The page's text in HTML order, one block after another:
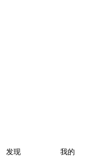
发现 我的